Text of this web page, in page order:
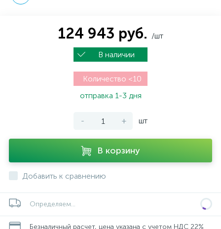
124 943 руб. /шт
В наличии
Количество <10
отправка 1-3 дня
- + шт
В корзину
Добавить к сравнению
Определяем...
Безналичный расчет, цена указана с учетом НДС 22%